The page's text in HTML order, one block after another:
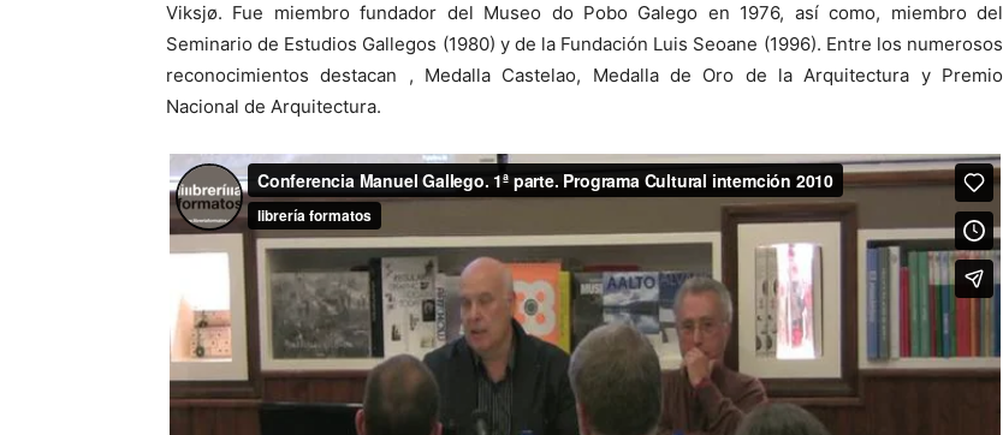
Viksjø. Fue miembro fundador del Museo do Pobo Galego en 1976, así como, miembro del
Seminario de Estudios Gallegos (1980) y de la Fundación Luis Seoane (1996). Entre los numerosos
reconocimientos destacan , Medalla Castelao, Medalla de Oro de la Arquitectura y Premio
Nacional de Arquitectura.